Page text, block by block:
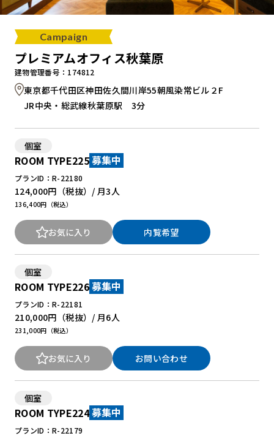
Campaign
プレミアムオフィス秋葉原
建物管理番号：174812
東京都千代田区神田佐久間川岸55朝風染常ビル２F
JR中央・総武線秋葉原駅 3分
個室
ROOM TYPE225 募集中
プランID：R-22180
124,000円 （税抜）/ 月
136,400円（税込）
3人
お気に入り 内覧希望
個室
ROOM TYPE226 募集中
プランID：R-22181
210,000円 （税抜）/ 月
231,000円（税込）
6人
お気に入り お問い合わせ
個室
ROOM TYPE224 募集中
プランID：R-22179